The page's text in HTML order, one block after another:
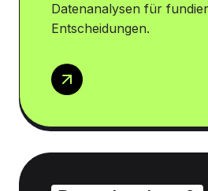
Datenanalysen für
Entscheidungen.